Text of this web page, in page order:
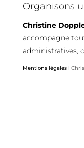
Organisons
Christine
accompagne
administratives,
Mentions légalesl